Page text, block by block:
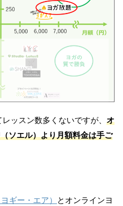
ッスン数多くないですが、 オ
ソエル）より月額料金は手ご
ギー・エア） とオンラインヨ